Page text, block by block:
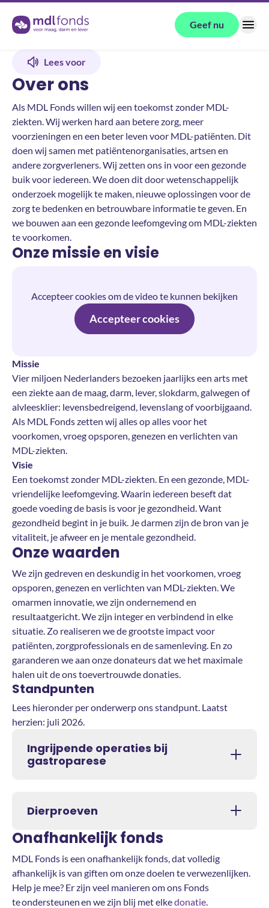
Terug naar de homepage Geef nu
Lees voor
Over ons
Als MDL Fonds willen wij een toekomst zonder MDL-
ziekten. Wij werken hard aan betere zorg, meer
voorzieningen en een beter leven voor MDL-patiënten. Dit
doen wij samen met patiëntenorganisaties, artsen en
andere zorgverleners. Wij zetten ons in voor een gezonde
buik voor iedereen. We doen dit door wetenschappelijk
onderzoek mogelijk te maken, nieuwe oplossingen voor de
zorg te bedenken en betrouwbare informatie te geven. En
we bouwen aan een gezonde leefomgeving om MDL-ziekten
te voorkomen.
Onze missie en visie
Accepteer cookies om de video te kunnen bekijken
Accepteer cookies
Missie
Vier miljoen Nederlanders bezoeken jaarlijks een arts met
een ziekte aan de maag, darm, lever, slokdarm, galwegen of
alvleesklier: levensbedreigend, levenslang of voorbijgaand.
Als MDL Fonds zetten wij alles op alles voor het
voorkomen, vroeg opsporen, genezen en verlichten van
MDL-ziekten.
Visie
Een toekomst zonder MDL-ziekten. En een gezonde, MDL-
vriendelijke leefomgeving. Waarin iedereen beseft dat
goede voeding de basis is voor je gezondheid. Want
gezondheid begint in je buik. Je darmen zijn de bron van je
vitaliteit, je afweer en je mentale gezondheid.
Onze waarden
We zijn gedreven en deskundig in het voorkomen, vroeg
opsporen, genezen en verlichten van MDL-ziekten. We
omarmen innovatie, we zijn ondernemend en
resultaatgericht. We zijn integer en verbindend in elke
situatie. Zo realiseren we de grootste impact voor
patiënten, zorgprofessionals en de samenleving. En zo
garanderen we aan onze donateurs dat we het maximale
halen uit de ons toevertrouwde donaties.
Standpunten
Lees hieronder per onderwerp ons standpunt. Laatst
herzien: juli 2026.
Ingrijpende operaties bij
gastroparese
Dierproeven
Onafhankelijk fonds
MDL Fonds is een onafhankelijk fonds, dat volledig
afhankelijk is van giften om onze doelen te verwezenlijken.
Help je mee? Er zijn veel manieren om ons Fonds
te ondersteunen en we zijn blij met elkedonatie.